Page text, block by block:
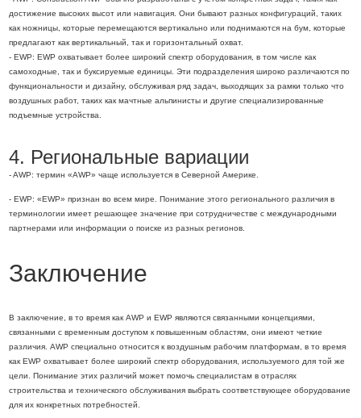
достижение высоких высот или навигация. Они бывают разных конфигураций, таких
как ножницы, которые перемещаются вертикально или поднимаются на бум, которые
предлагают как вертикальный, так и горизонтальный охват.
- EWP: EWP охватывает более широкий спектр оборудования, в том числе как
самоходные, так и буксируемые единицы. Эти подразделения широко различаются по
функциональности и дизайну, обслуживая ряд задач, выходящих за рамки только что
воздушных работ, таких как мачтные альпинисты и другие специализированные
подъемные устройства.
4. Региональные вариации
- AWP: термин «AWP» чаще используется в Северной Америке.
- EWP: «EWP» признан во всем мире. Понимание этого регионального различия в
терминологии имеет решающее значение при сотрудничестве с международными
партнерами или информации о поиске из разных регионов.
Заключение
В заключение, в то время как AWP и EWP являются связанными концепциями,
связанными с временным доступом к повышенным областям, они имеют четкие
различия. AWP специально относится к воздушным рабочим платформам, в то время
как EWP охватывает более широкий спектр оборудования, используемого для той же
цели. Понимание этих различий может помочь специалистам в отраслях
строительства и технического обслуживания выбрать соответствующее оборудование
для их конкретных потребностей.